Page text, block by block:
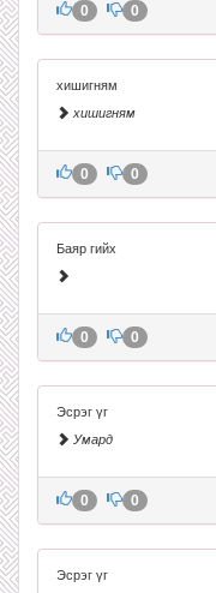
0 0
хишигням
хишигням
0 0
Баяр гийх
0 0
Эсрэг үг
Умард
0 0
Эсрэг үг